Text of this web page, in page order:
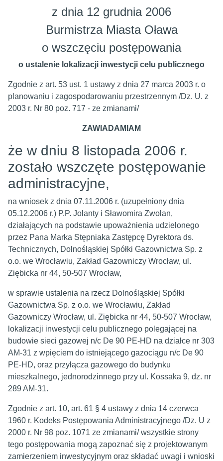
z dnia 12 grudnia 2006
Burmistrza Miasta Oława
o wszczęciu postępowania
o ustalenie lokalizacji inwestycji celu publicznego
Zgodnie z art. 53 ust. 1 ustawy z dnia 27 marca 2003 r. o
planowaniu i zagospodarowaniu przestrzennym /Dz. U. z
2003 r. Nr 80 poz. 717 - ze zmianami/
ZAWIADAMIAM
że w dniu 8 listopada 2006 r.
zostało wszczęte postępowanie
administracyjne,
na wniosek z dnia 07.11.2006 r. (uzupełniony dnia
05.12.2006 r.) P.P. Jolanty i Sławomira Zwolan,
działających na podstawie upoważnienia udzielonego
przez Pana Marka Stępniaka Zastępcę Dyrektora ds.
Technicznych, Dolnośląskiej Spółki Gazownictwa Sp. z
o.o. we Wrocławiu, Zakład Gazowniczy Wrocław, ul.
Ziębicka nr 44, 50-507 Wrocław,
w sprawie ustalenia na rzecz Dolnośląskiej Spółki
Gazownictwa Sp. z o.o. we Wrocławiu, Zakład
Gazowniczy Wrocław, ul. Ziębicka nr 44, 50-507 Wrocław,
lokalizacji inwestycji celu publicznego polegającej na
budowie sieci gazowej n/c De 90 PE-HD na działce nr 303
AM-31 z wpięciem do istniejącego gazociągu n/c De 90
PE-HD, oraz przyłącza gazowego do budynku
mieszkalnego, jednorodzinnego przy ul. Kossaka 9, dz. nr
289 AM-31.
Zgodnie z art. 10, art. 61 § 4 ustawy z dnia 14 czerwca
1960 r. Kodeks Postępowania Administracyjnego /Dz. U z
2000 r. Nr 98 poz. 1071 ze zmianami/ wszystkie strony
tego postępowania mogą zapoznać się z projektowanym
zamierzeniem inwestycyjnym oraz składać uwagi i wnioski